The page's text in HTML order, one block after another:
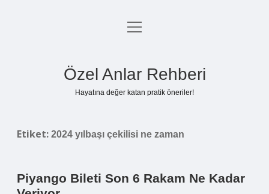
Anasayfa
menüyü
Özel Anlar Rehberi
Hayatına değer katan pratik öneriler!
Etiket: 2024 yılbaşı çekilisi ne zaman
Piyango Bileti Son 6 Rakam Ne Kadar